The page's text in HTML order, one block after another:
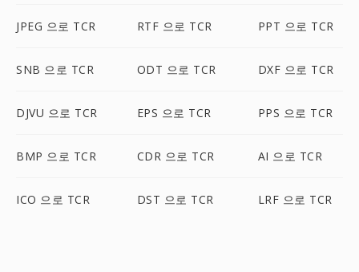
JPEG 으로 TCR RTF 으로 TCR PPT 으로 TCR
SNB 으로 TCR ODT 으로 TCR DXF 으로 TCR
DJVU 으로 TCR EPS 으로 TCR PPS 으로 TCR
BMP 으로 TCR CDR 으로 TCR AI 으로 TCR
ICO 으로 TCR DST 으로 TCR LRF 으로 TCR